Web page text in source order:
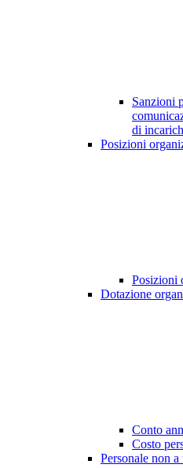
Sanzioni
di
Posizioni
Posizioni
Dotazione
Conto
Costo
Personale non